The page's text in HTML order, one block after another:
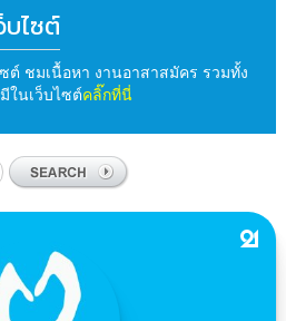
บไซต์
ต์ ชมเนื้อหา งานอาสาสมัคร รวมทั้ง
ในเว็บไซต์คลิ๊กที่นี่